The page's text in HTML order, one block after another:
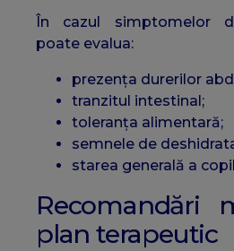
În cazul simptomelor
poate evalua:
prezența durerilor
tranzitul intestinal;
toleranța alimentară;
semnele de
starea generală a
Recomandări
plan terapeutic